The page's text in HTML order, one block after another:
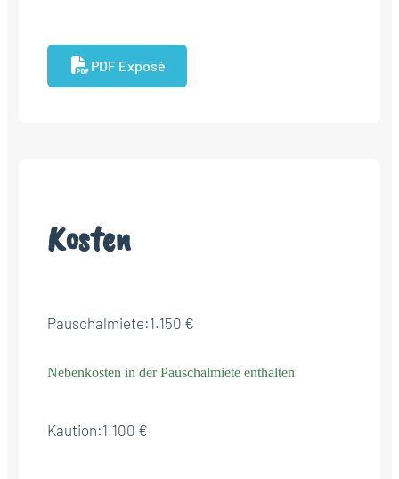
PDF Exposé
Kosten
Pauschalmiete:1.150 €
Nebenkosten in der Pauschalmiete enthalten
Kaution:1.100 €